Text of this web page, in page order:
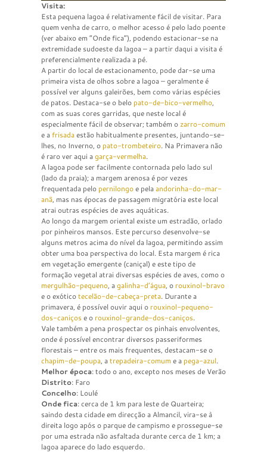
Visita:
Esta pequena lagoa é relativamente fácil de visitar. Para
quem venha de carro, o melhor acesso é pelo lado poente
(ver abaixo em “Onde fica”), podendo estacionar-se na
extremidade sudoeste da lagoa – a partir daqui a visita é
preferencialmente realizada a pé.
A partir do local de estacionamento, pode dar-se uma
primeira vista de olhos sobre a lagoa – geralmente é
possível ver alguns galeirões, bem como várias espécies
de patos. Destaca-se o belo pato-de-bico-vermelho,
com as suas cores garridas, que neste local é
especialmente fácil de observar; também ozarro-comum
e afrisadaestão habitualmente presentes, juntando-se-
lhes, no Inverno, o pato-trombeteiro. Na Primavera não
é raro ver aqui agarça-vermelha.
A lagoa pode ser facilmente contornada pelo lado sul
(lado da praia); a margem arenosa é por vezes
frequentada pelo pernilongoe pelaandorinha-do-mar-
anã, mas nas épocas de passagem migratória este local
atrai outras espécies de aves aquáticas.
Ao longo da margem oriental existe um estradão, orlado
por pinheiros mansos. Este percurso desenvolve-se
alguns metros acima do nível da lagoa, permitindo assim
obter uma boa perspectiva do local. Esta margem é rica
em vegetação emergente (caniçal) e este tipo de
formação vegetal atrai diversas espécies de aves, como o
mergulhão-pequeno, agalinha-d’água, o rouxinol-bravo
e o exóticotecelão-de-cabeça-preta. Durante a
primavera, é possível ouvir aqui o rouxinol-pequeno-
dos-caniçose o rouxinol-grande-dos-caniços.
Vale também a pena prospectar os pinhais envolventes,
onde é possível encontrar diversos passeriformes
florestais – entre os mais frequentes, destacam-se o
chapim-de-poupa, atrepadeira-comum e a pega-azul.
Melhor época: todo o ano, excepto nos meses de Verão
Distrito: Faro
Concelho: Loulé
Onde fica: cerca de 1 km para leste de Quarteira;
saindo desta cidade em direcção a Almancil, vira-se à
direita logo após o parque de campismo e prossegue-se
por uma estrada não asfaltada durante cerca de 1 km; a
lagoa aparece do lado esquerdo.